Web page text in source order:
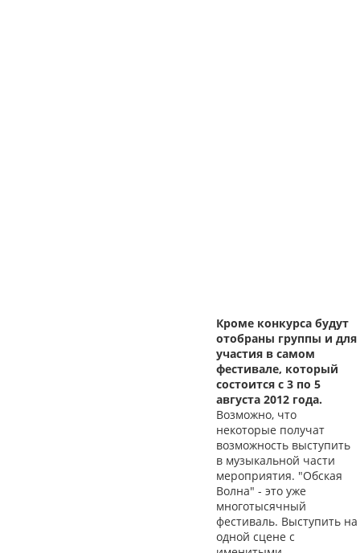
Кроме конкурса будут
отобраны группы и для
участия в самом
фестивале, который
состоится с 3 по 5
августа 2012 года.
Возможно, что
некоторые получат
возможность выступить
в музыкальной части
мероприятия. "Обская
Волна" - это уже
многотысячный
фестиваль. Выступить на
одной сцене с